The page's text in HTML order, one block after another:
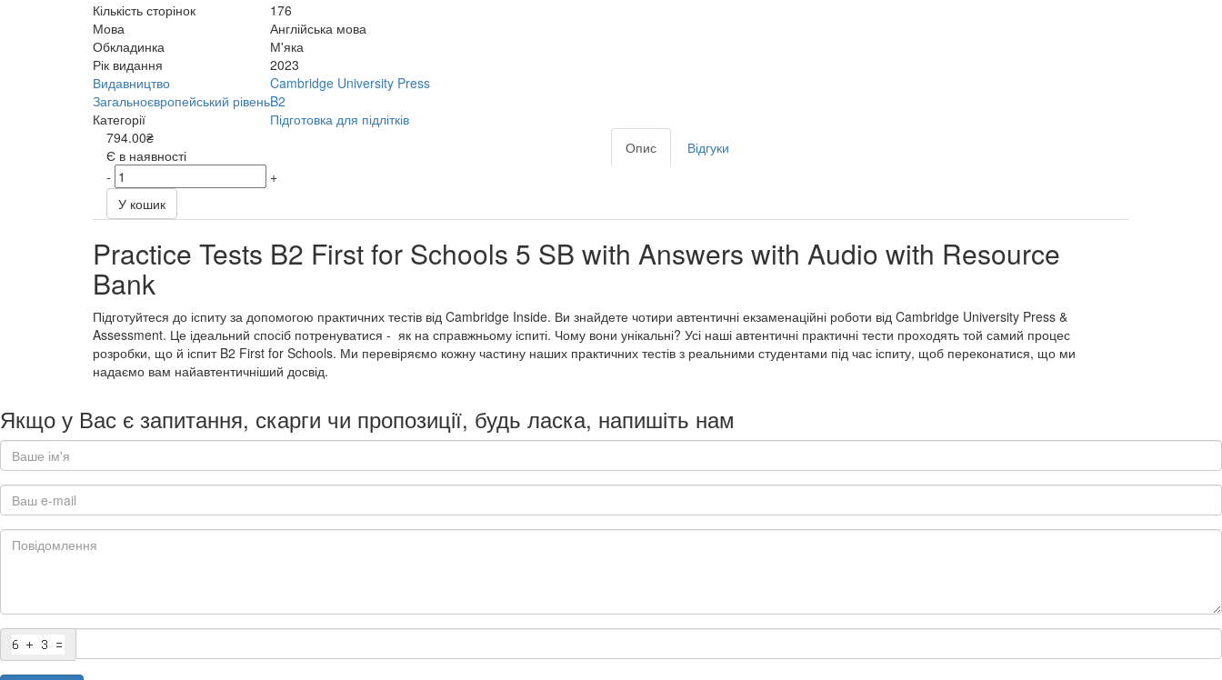
Кількість сторінок
176
Мова
Англійська мова
Обкладинка
М'яка
Рік видання
2023
Видавництво
Cambridge University Press
Загальноєвропейський рівеньB2
Категорії
Підготовка для підлітків
794.00₴
Є в наявності
-
+
У кошик
Опис Відгуки
Practice Tests B2 First for Schools 5 SB with Answers with Audio with Resource
Bank
Підготуйтеся до іспиту за допомогою практичних тестів від Cambridge Inside. Ви знайдете чотири автентичні екзаменаційні роботи від Cambridge University Press &
Assessment. Це ідеальний спосіб потренуватися - як на справжньому іспиті. Чому вони унікальні? Усі наші автентичні практичні тести проходять той самий процес
розробки, що й іспит B2 First for Schools. Ми перевіряємо кожну частину наших практичних тестів з реальними студентами під час іспиту, щоб переконатися, що ми
надаємо вам найавтентичніший досвід.
Якщо у Вас є запитання, скарги чи пропозиції, будь ласка, напишіть нам